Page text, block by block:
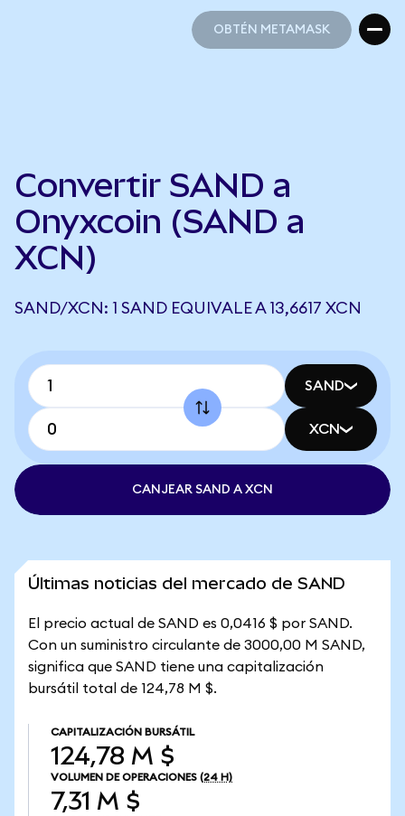
OBTÉN METAMASK
Convertir SAND a
Onyxcoin (SAND a
XCN)
SAND/XCN: 1 SAND EQUIVALE A 13,6617 XCN
SAND
XCN
CANJEAR SAND A XCN
Últimas noticias del mercado de SAND
El precio actual de SAND es 0,0416 $ por SAND.
Con un suministro circulante de 3000,00 M SAND,
significa que SAND tiene una capitalización
bursátil total de 124,78 M $.
CAPITALIZACIÓN BURSÁTIL
124,78 M $
VOLUMEN DE OPERACIONES (24 H)
7,31 M $